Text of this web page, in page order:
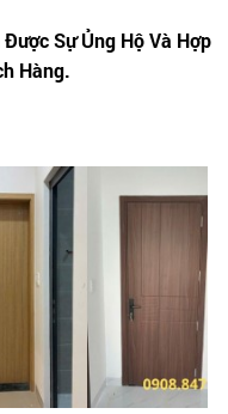
Sự Ủng Hộ Và Hợp
Hàng.